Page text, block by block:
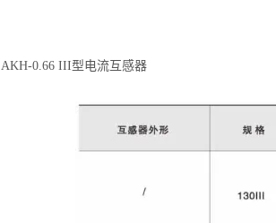
AKH-0.66 III型电流互感器